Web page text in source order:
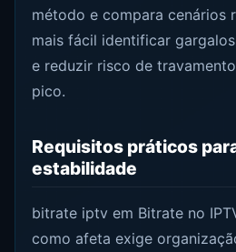
método e compara cenários
mais fácil identificar
e reduzir risco de
pico.
Requisitos práticos
estabilidade
bitrate iptv em Bitrate no
como afeta exige